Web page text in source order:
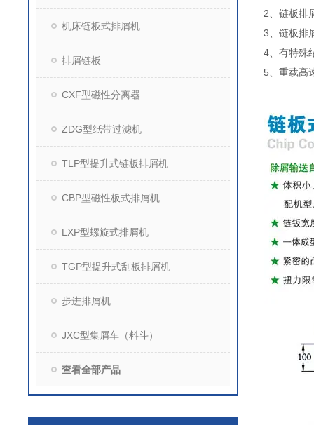
机床链板式排屑机
排屑链板
CXF型磁性分离器
ZDG型纸带过滤机
TLP型提升式链板排屑机
CBP型磁性板式排屑机
LXP型螺旋式排屑机
TGP型提升式刮板排屑机
步进排屑机
JXC型集屑车（料斗）
查看全部产品
2、链板排
3、链板排
4、有特殊
5、重载高